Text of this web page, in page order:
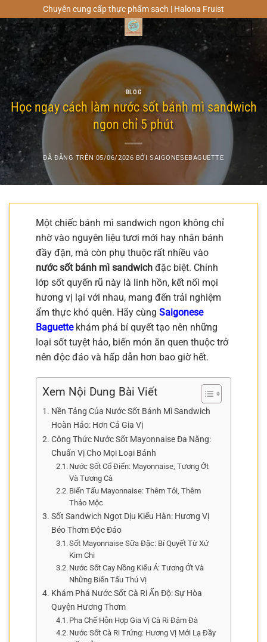
đến
nội
dung
Chuyên cung cấp thực phẩm sạch | Halona Fruist
BLOG
Học ngay cách làm nước sốt bánh mì sandwich
ngon chỉ 5 phút
ĐÃ ĐĂNG TRÊN 05/06/2026 BỞISAIGONESEBAGUETTE
Một chiếc bánh mì sandwich ngon không chỉ
nhờ vào nguyên liệu tươi mới hay nhân bánh
đầy đặn, mà còn phụ thuộc rất nhiều vào
nước sốt bánh mì sandwich đặc biệt. Chính
lớp sốt quyến rũ này là linh hồn, kết nối mọi
hương vị lại với nhau, mang đến trải nghiệm
ẩm thực khó quên. Hãy cùng Saigonese
Baguettekhám phá bí quyết tạo nên những
loại sốt tuyệt hảo, biến món ăn quen thuộc trở
nên độc đáo và hấp dẫn hơn bao giờ hết.
Xem Nội Dung Bài Viết
Nền Tảng Của Nước Sốt Bánh Mì Sandwich
Hoàn Hảo: Hơn Cả Gia Vị
Công Thức Nước Sốt Mayonnaise Đa Năng:
Chuẩn Vị Cho Mọi Loại Bánh
Nước Sốt Cổ Điển: Mayonnaise, Tương Ớt
Và Tương Cà
Biến Tấu Mayonnaise: Thêm Tỏi, Thêm
Thảo Mộc
Sốt Sandwich Ngọt Dịu Kiểu Hàn: Hương Vị
Béo Thơm Độc Đáo
Sốt Mayonnaise Sữa Đặc: Bí Quyết Từ Xứ
Kim Chi
Nước Sốt Cay Nồng Kiểu Á: Tương Ớt Và
Những Biến Tấu Thú Vị
Khám Phá Nước Sốt Cà Ri Ấn Độ: Sự Hòa
Quyện Hương Thơm
Pha Chế Hỗn Hợp Gia Vị Cà Ri Đậm Đà
Nước Sốt Cà Ri Trứng: Hương Vị Mới Lạ Đầy